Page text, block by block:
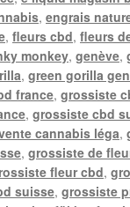
,engrais
,fleurs cbd,fleurs
monkey,genève,
,green gorilla
france,grossiste
,grossiste cbd
cannabis léga,
,grossiste de
fleur cbd,
suisse,grossiste